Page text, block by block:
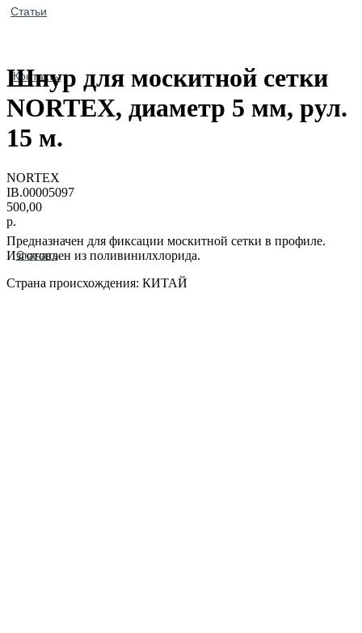
Статьи
Контакты
Скачать
Шнур для москитной сетки
NORTEX, диаметр 5 мм, рул.
15 м.
NORTEX
IB.00005097
500,00
р.
Предназначен для фиксации москитной сетки в профиле.
Изготовлен из поливинилхлорида.
Страна происхождения: КИТАЙ